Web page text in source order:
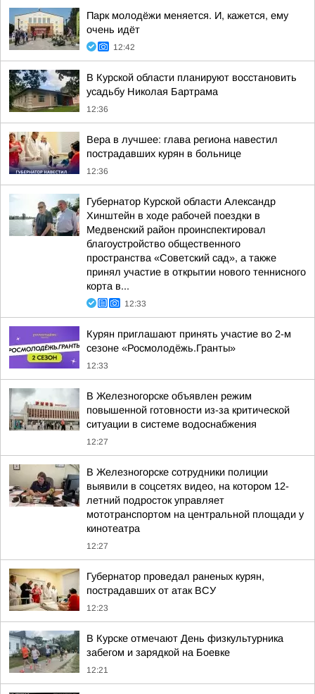
Парк молодёжи меняется. И, кажется, ему
очень идёт
12:42
В Курской области планируют восстановить
усадьбу Николая Бартрама
12:36
Вера в лучшее: глава региона навестил
пострадавших курян в больнице
12:36
Губернатор Курской области Александр
Хинштейн в ходе рабочей поездки в
Медвенский район проинспектировал
благоустройство общественного
пространства «Советский сад», а также
принял участие в открытии нового теннисного
корта в...
12:33
Курян приглашают принять участие во 2-м
сезоне «Росмолодёжь.Гранты»
12:33
В Железногорске объявлен режим
повышенной готовности из-за критической
ситуации в системе водоснабжения
12:27
В Железногорске сотрудники полиции
выявили в соцсетях видео, на котором 12-
летний подросток управляет
мототранспортом на центральной площади у
кинотеатра
12:27
Губернатор проведал раненых курян,
пострадавших от атак ВСУ
12:23
В Курске отмечают День физкультурника
забегом и зарядкой на Боевке
12:21